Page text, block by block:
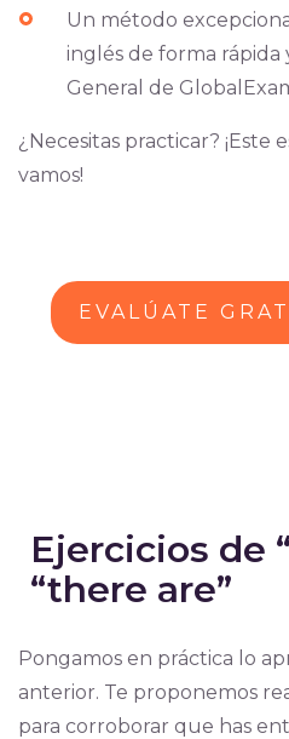
Un método
inglés de forma rápida
General de
¿Necesitas practicar? ¡Este
vamos!
EVALÚATE
Ejercicios de
“there are”
Pongamos en práctica lo
anterior. Te proponemos
para corroborar que has